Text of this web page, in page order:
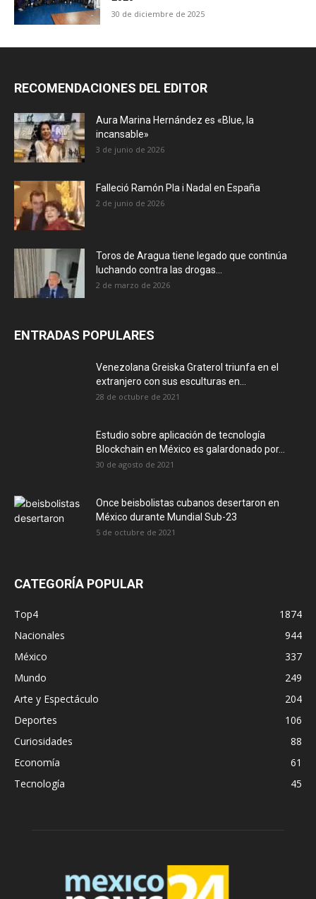
30 de diciembre de 2025
RECOMENDACIONES DEL EDITOR
Aura Marina Hernández es «Blue, la
incansable»
3 de junio de 2026
Falleció Ramón Pla i Nadal en España
2 de junio de 2026
Toros de Aragua tiene legado que continúa
luchando contra las drogas...
2 de marzo de 2026
ENTRADAS POPULARES
Venezolana Greiska Graterol triunfa en el
extranjero con sus esculturas en...
28 de octubre de 2021
Estudio sobre aplicación de tecnología
Blockchain en México es galardonado por...
30 de agosto de 2021
Once beisbolistas cubanos desertaron en
México durante Mundial Sub-23
5 de octubre de 2021
CATEGORÍA POPULAR
Top4
1874
Nacionales
944
México
337
Mundo
249
Arte y Espectáculo
204
Deportes
106
Curiosidades
88
Economía
61
Tecnología
45